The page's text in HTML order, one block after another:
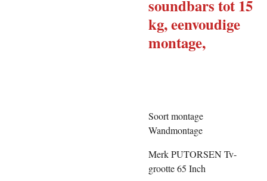
soundbars tot 15
kg, eenvoudige
montage,
Soort montage
Wandmontage
Merk PUTORSEN Tv-
grootte 65 Inch